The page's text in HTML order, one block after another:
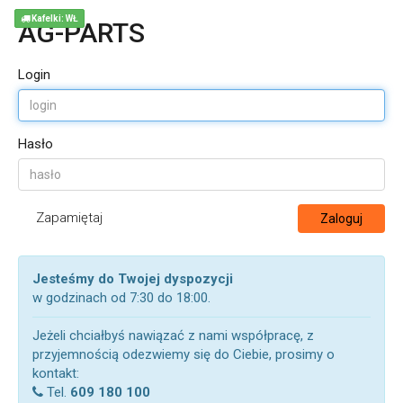
AG-PARTS
Login
Hasło
Zapamiętaj Zaloguj
Jesteśmy do Twojej dyspozycji
w godzinach od 7:30 do 18:00.
Jeżeli chciałbyś nawiązać z nami współpracę, z
przyjemnością odezwiemy się do Ciebie, prosimy o
kontakt:
Tel. 609 180 100
Kafelki: WŁ